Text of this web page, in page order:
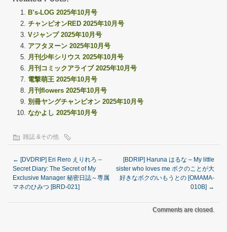
B’s-LOG 2025年10月号
チャンピオンRED 2025年10月号
Vジャンプ 2025年10月号
アフタヌーン 2025年10月号
月刊少年シリウス 2025年10月号
月刊コミックアライブ 2025年10月号
電撃萌王 2025年10月号
月刊flowers 2025年10月号
別冊ヤングチャンピオン 2025年10月号
なかよし 2025年10月号
雑誌 &その他
← [DVDRIP] Eri Rero えりれろ –
Secret Diary: The Secret of My
Exclusive Manager 秘密日誌～専属
マネのひみつ [BRD-021]
[BDRIP] Haruna はるな – My little
sister who loves me ボクのことが大
好きなボクのいもうとの [OMAMA-
010B] →
Comments are closed.